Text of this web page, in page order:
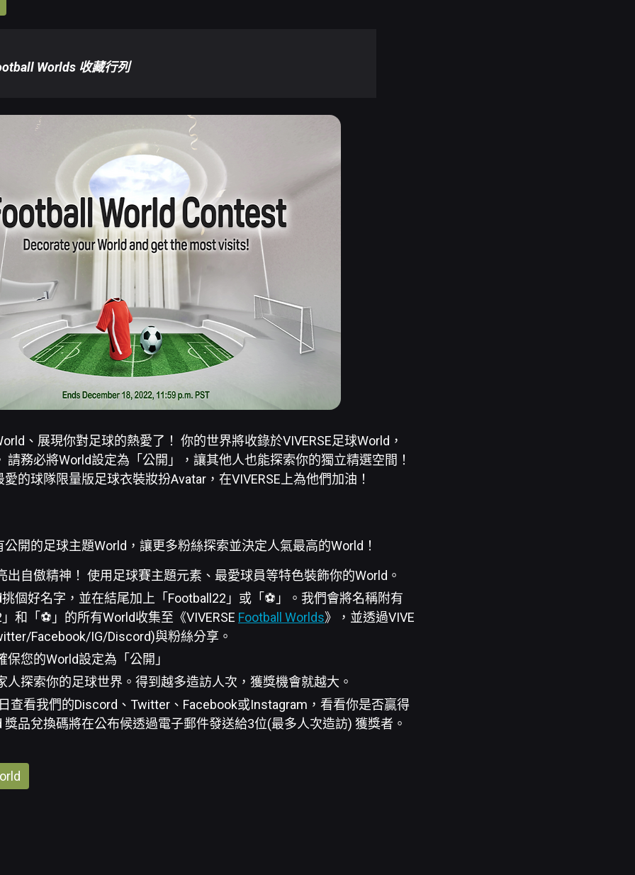
Worlds 收藏行列
、展現你對足球的熱愛了！ 你的世界將收錄於VIVERSE足球World，
請務必將World設定為「公開」，讓其他人也能探索你的獨立精選空間！
的球隊限量版足球衣裝妝扮Avatar，在VIVERSE上為他們加油！
開的足球主題World，讓更多粉絲探索並決定人氣最高的World！
出自傲精神！ 使用足球賽主題元素、最愛球員等特色裝飾你的World。
個好名字，並在結尾加上「Football22」或「⚽️」。我們會將名稱附有
和「⚽️」的所有World收集至《VIVERSE Football Worlds》，並透過VIVE
Facebook/IG/Discord)與粉絲分享。
保您的World設定為「公開」
人探索你的足球世界。得到越多造訪人次，獲獎機會就越大。
查看我們的Discord、Twitter、Facebook或Instagram，看看你是否贏得
獎品兌換碼將在公布候透過電子郵件發送給3位(最多人次造訪) 獲獎者。